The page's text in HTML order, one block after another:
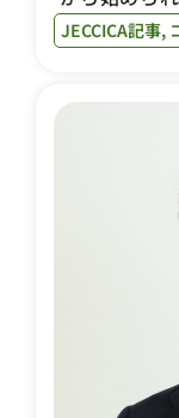
JECCICA記事,